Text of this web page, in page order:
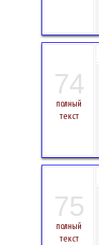
74
полный
текст
75
полный
текст